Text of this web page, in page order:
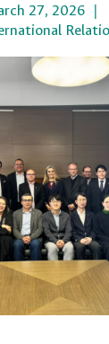
27, 2026